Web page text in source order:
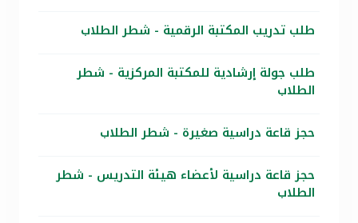
طلب تدريب المكتبة الرقمية - شطر الطلاب
طلب جولة إرشادية للمكتبة المركزية - شطر
الطلاب
حجز قاعة دراسية صغيرة - شطر الطلاب
حجز قاعة دراسية لأعضاء هيئة التدريس - شطر
الطلاب